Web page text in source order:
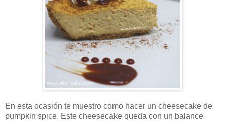
En esta ocasión te muestro como hacer un cheesecake de
pumpkin spice. Este cheesecake queda con un balance